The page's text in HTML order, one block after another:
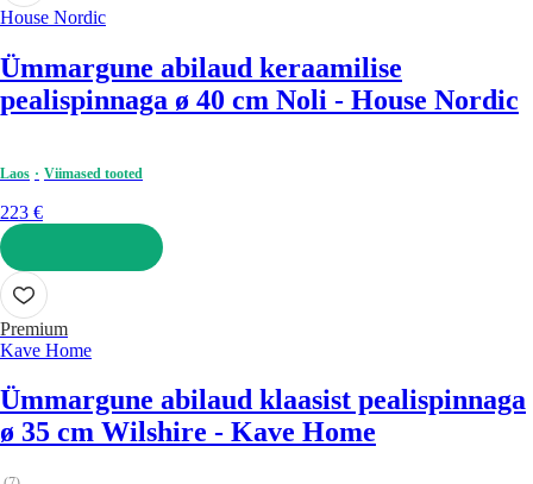
House Nordic
Ümmargune abilaud keraamilise
pealispinnaga ø 40 cm Noli - House Nordic
Laos Viimased tooted
223 €
LISA OSTUKORVI
Premium
Kave Home
Ümmargune abilaud klaasist pealispinnaga
ø 35 cm Wilshire - Kave Home